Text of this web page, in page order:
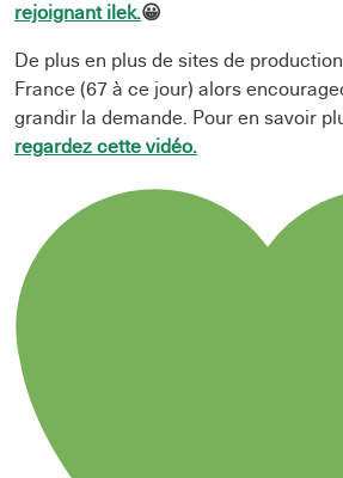
rejoignant ilek.😀
De plus en plus de sites de
France (67 à ce jour) alors
grandir la demande. Pour en savoir
regardez cette vidéo.